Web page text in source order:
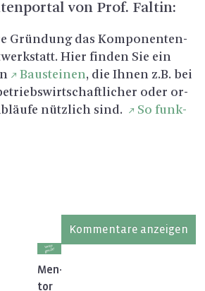
von Prof. Fal­tin:
Grün­dung das Kom­po­nen­ten­
Hier fin­den Sie ein
Bau­stei­nen, die Ihnen z.B. bei
oder or­
nütz­lich sind.
So funk­
Kommentare anzeigen
Men­
tor